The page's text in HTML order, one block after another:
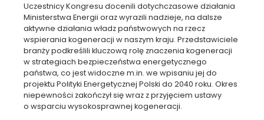
Uczestnicy Kongresu docenili dotychczasowe działania
Ministerstwa Energii oraz wyrazili nadzieje, na dalsze
aktywne działania władz państwowych na rzecz
wspierania kogeneracji w naszym kraju. Przedstawiciele
branży podkreślili kluczową rolę znaczenia kogeneracji
w strategiach bezpieczeństwa energetycznego
państwa, co jest widoczne m.in. we wpisaniu jej do
projektu Polityki Energetycznej Polski do 2040 roku. Okres
niepewności zakończył się wraz z przyjęciem ustawy
o wsparciu wysokosprawnej kogeneracji.